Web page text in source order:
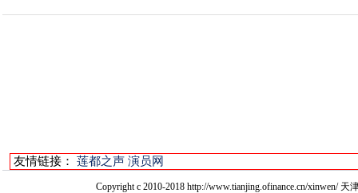
友情链接： 莲都之声 演员网
Copyright c 2010-2018 http://www.tianjing.ofinance.cn/xinwen/